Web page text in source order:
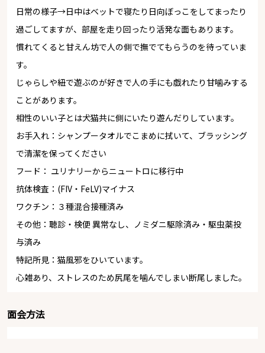
日常の様子→日中はベットで寝たり日向ぼっこをしてまったり
過ごしてますが、部屋を走り回ったり活発な面もあります。
慣れてくると甘えん坊で人の側で撫でてもらうのを待っていま
す。
じゃらしや紐で遊ぶのが好きで人の手にも戯れたり甘噛みする
ことがあります。
相性のいい子とは犬猫共に側にいたり遊んだりしています。
お手入れ：シャンプータオルでこまめに拭いて、ブラッシング
で清潔を保ってください
フード： ユリナリーからニュートロに移行中
抗体検査：(FIV・FeLV)マイナス
ワクチン：３種混合接種済み
その他：聴診・検便 異常なし、ノミダニ駆除済み・駆虫薬投
与済み
特記所見：猫風邪をひいています。
心雑あり、ストレスのため尻尾を噛んでしまい断尾しました。
面会方法